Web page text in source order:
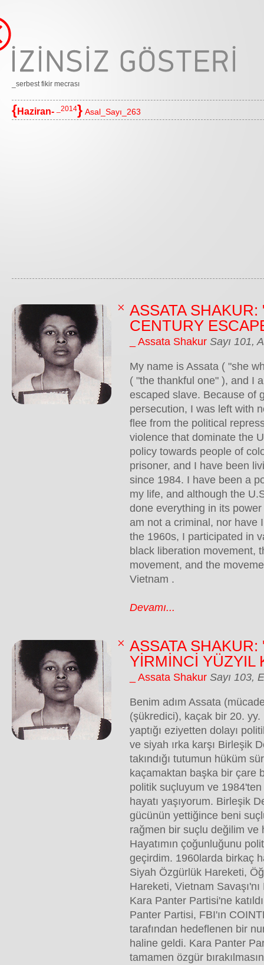
_serbest fikir mecrası
{Haziran- _2014} Asal_Sayı_263
ASSATA SHAKUR:
CENTURY
_ Assata Shakur Sayı 101,
My name is Assata ( "she
( "the thankful one" ), and I
escaped slave. Because of
persecution, I was left with
flee from the political
violence that dominate the
policy towards people of
prisoner, and I have been
since 1984. I have been a
my life, and although the
done everything in its
am not a criminal, nor have
the 1960s, I participated in
black liberation movement,
movement, and the
Vietnam .
Devamı...
ASSATA
YİRMİNCİ YÜZYIL
_ Assata Shakur Sayı 103,
Benim adım Assata
(şükredici), kaçak bir 20.
yaptığı eziyetten dolayı
ve siyah ırka karşı Birleşik
takındığı tutumun hüküm
kaçamaktan başka bir çare
politik suçluyum ve
hayatı yaşıyorum. Birleşik
gücünün yettiğince beni
rağmen bir suçlu değilim ve
Hayatımın çoğunluğunu
geçirdim. 1960larda birkaç
Siyah Özgürlük Hareketi,
Hareketi, Vietnam
Kara Panter Partisi'ne
Panter Partisi, FBI'ın
tarafından hedeflenen bir
haline geldi. Kara Panter
tamamen özgür